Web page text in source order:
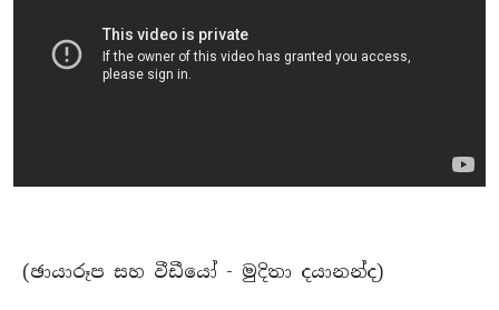
(ඡායාරූප සහ වීඩීයෝ - මුදිතා දයානන්ද)